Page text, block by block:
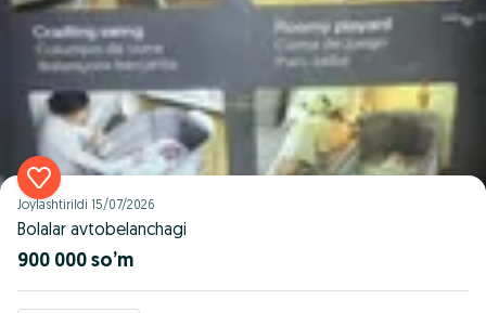
Joylashtirildi 15/07/2026
Bolalar avtobelanchagi
900 000 so’m